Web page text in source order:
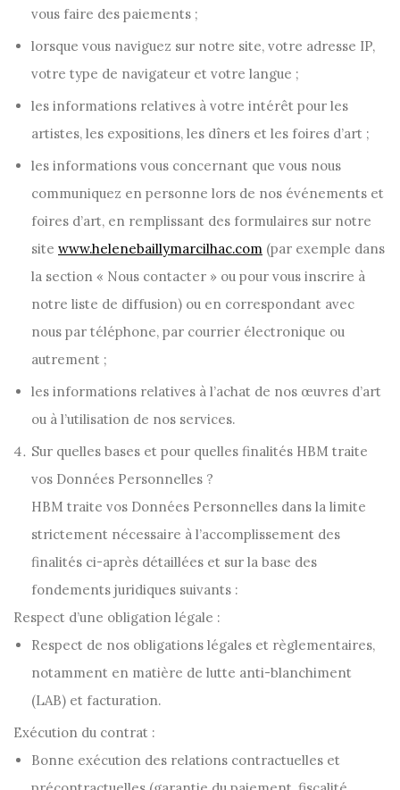
vous faire des paiements ;
lorsque vous naviguez sur notre site, votre adresse IP,
votre type de navigateur et votre langue ;
les informations relatives à votre intérêt pour les
artistes, les expositions, les dîners et les foires d’art ;
les informations vous concernant que vous nous
communiquez en personne lors de nos événements et
foires d’art, en remplissant des formulaires sur notre
site www.helenebaillymarcilhac.com (par exemple dans
la section « Nous contacter » ou pour vous inscrire à
notre liste de diffusion) ou en correspondant avec
nous par téléphone, par courrier électronique ou
autrement ;
les informations relatives à l’achat de nos œuvres d’art
ou à l’utilisation de nos services.
Sur quelles bases et pour quelles finalités HBM traite
vos Données Personnelles ?
HBM traite vos Données Personnelles dans la limite
strictement nécessaire à l’accomplissement des
finalités ci-après détaillées et sur la base des
fondements juridiques suivants :
Respect d’une obligation légale :
Respect de nos obligations légales et règlementaires,
notamment en matière de lutte anti-blanchiment
(LAB) et facturation.
Exécution du contrat :
Bonne exécution des relations contractuelles et